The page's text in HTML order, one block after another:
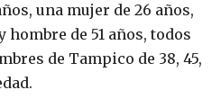
una mujer de 26 años,
hombre de 51 años, todos
de Tampico de 38, 45,